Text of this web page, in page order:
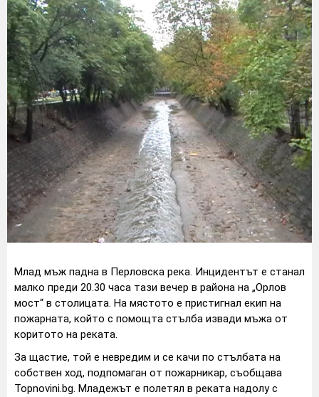
Млад мъж падна в Перловска река. Инцидентът е станал
малко преди 20.30 часа тази вечер в района на „Орлов
мост“ в столицата. На мястото е пристигнал екип на
пожарната, който с помощта стълба извади мъжа от
коритото на реката.
За щастие, той е невредим и се качи по стълбата на
собствен ход, подпомаган от пожарникар, съобщава
Topnovini.bg. Младежът е полетял в реката надолу с